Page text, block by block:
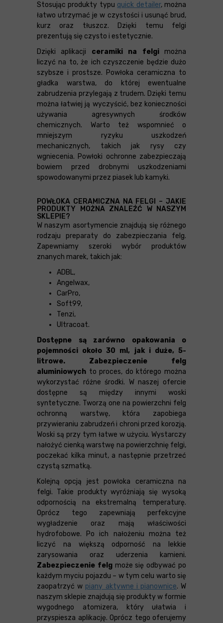
Stosując produkty typu quick detailer, można
łatwo utrzymać je w czystości i usunąć brud,
kurz oraz tłuszcz. Dzięki temu felgi
prezentują się czysto i estetycznie.
Dzięki aplikacji ceramiki na felgi można
liczyć na to, że ich czyszczenie będzie dużo
szybsze i prostsze. Powłoka ceramiczna to
gładka warstwa, do której ewentualne
zabrudzenia przylegają z trudem. Dzięki temu
można łatwiej ją wyczyścić, bez konieczności
używania agresywnych środków
chemicznych. Warto też wspomnieć o
mniejszym ryzyku uszkodzeń
mechanicznych, takich jak rysy czy
wgniecenia. Powłoki ochronne zabezpieczają
bowiem przed drobnymi uszkodzeniami
spowodowanymi przez piasek lub kamyki.
POWŁOKA CERAMICZNA NA FELGI – JAKIE
PRODUKTY MOŻNA ZNALEŹĆ W NASZYM
SKLEPIE?
W naszym asortymencie znajdują się różnego
rodzaju preparaty do zabezpieczania felg.
Zapewniamy szeroki wybór produktów
znanych marek, takich jak:
ADBL,
Angelwax,
CarPro,
Soft99,
Tenzi,
Ultracoat.
Dostępne są zarówno opakowania o
pojemności około 30 ml, jak i duże, 5-
litrowe. Zabezpieczenie felg
aluminiowych to proces, do którego można
wykorzystać różne środki. W naszej ofercie
dostępne są między innymi woski
syntetyczne. Tworzą one na powierzchni felg
ochronną warstwę, która zapobiega
przywieraniu zabrudzeń i chroni przed korozją.
Woski są przy tym łatwe w użyciu. Wystarczy
nałożyć cienką warstwę na powierzchnię felgi,
poczekać kilka minut, a następnie przetrzeć
czystą szmatką.
Kolejną opcją jest powłoka ceramiczna na
felgi. Takie produkty wyróżniają się wysoką
odpornością na ekstremalną temperaturę.
Oprócz tego zapewniają perfekcyjne
wygładzenie oraz mają właściwości
hydrofobowe. Po ich nałożeniu można też
liczyć na większą odporność na lekkie
zarysowania oraz uderzenia kamieni.
Zabezpieczenie felg może się odbywać po
każdym myciu pojazdu – w tym celu warto się
zaopatrzyć w piany aktywne i pianownice. W
naszym sklepie znajdują się produkty w formie
wygodnego atomizera, który ułatwia i
przyspiesza aplikację. Oprócz tego oferujemy